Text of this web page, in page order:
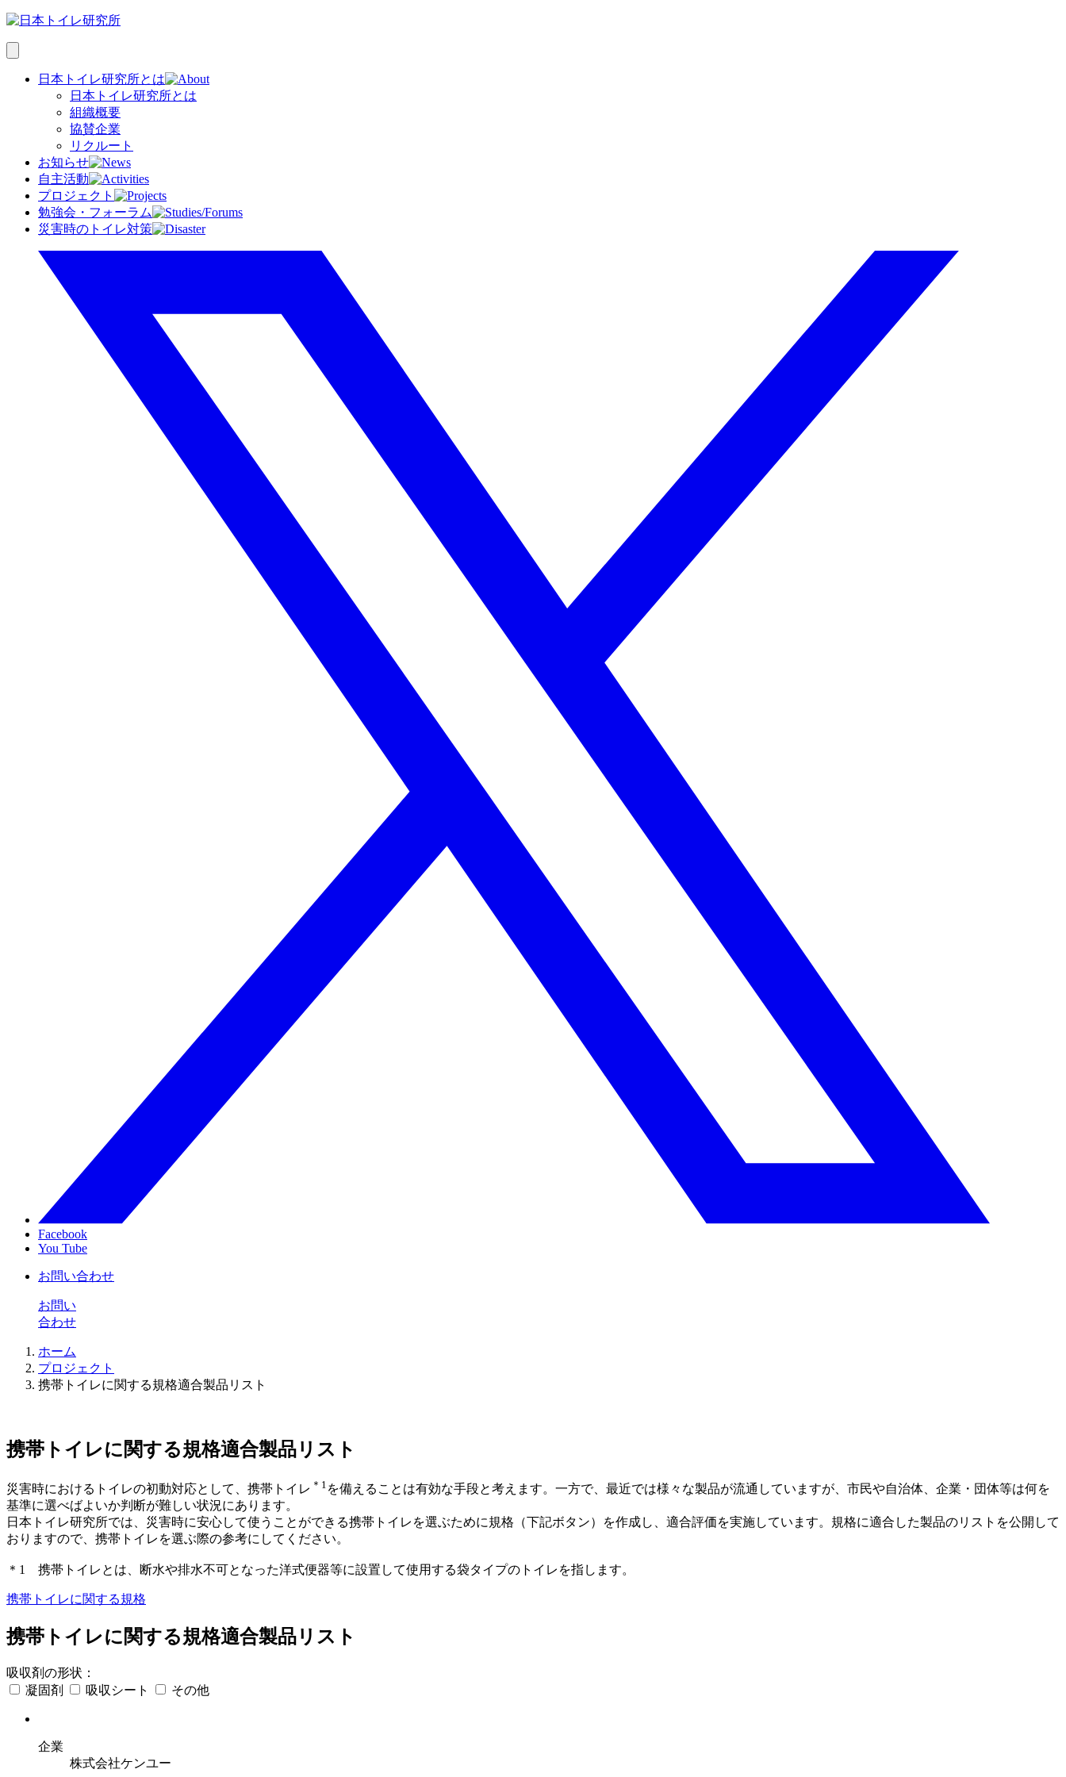
日本トイレ研究所とは
日本トイレ研究所とは
組織概要
協賛企業
リクルート
お知らせ
自主活動
プロジェクト
勉強会・フォーラム
災害時のトイレ対策
Facebook
You Tube
お問い合わせ
お問い
合わせ
ホーム
プロジェクト
携帯トイレに関する規格適合製品リスト
携帯トイレに関する規格適合製品リスト
災害時におけるトイレの初動対応として、携帯トイレ ＊1 を備えることは有効な手段と考えます。一方で、最近では様々な製品が流通していますが、市民や自治体、企業・団体等は何を
基準に選べばよいか判断が難しい状況にあります。
日本トイレ研究所では、災害時に安心して使うことができる携帯トイレを選ぶために規格（下記ボタン）を作成し、適合評価を実施しています。規格に適合した製品のリストを公開して
おりますので、携帯トイレを選ぶ際の参考にしてください。
＊1 携帯トイレとは、断水や排水不可となった洋式便器等に設置して使用する袋タイプのトイレを指します。
携帯トイレに関する規格
携帯トイレに関する規格適合製品リスト
吸収剤の形状：
凝固剤
吸収シート その他
企業
株式会社ケンユー